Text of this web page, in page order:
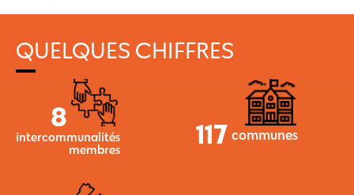
QUELQUES CHIFFRES
8
intercommunalités
membres
117 communes